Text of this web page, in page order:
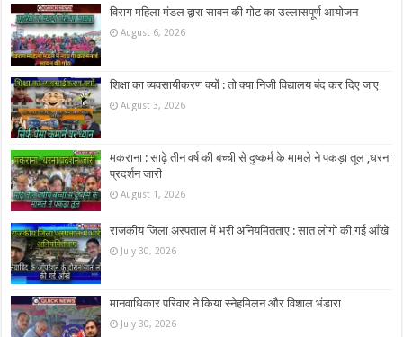
विराग महिला मंडल द्वारा सावन की गोट का उल्लासपूर्ण आयोजन
August 6, 2026
शिक्षा का व्यवसायीकरण क्यों : तो क्या निजी विद्यालय बंद कर दिए जाए
August 3, 2026
मकराना : साढ़े तीन वर्ष की बच्ची से दुष्कर्म के मामले ने पकड़ा तूल ,धरना
प्रदर्शन जारी
August 1, 2026
राजकीय जिला अस्पताल में भरी अनियमितताए : सात लोगो की गई आँखे
July 30, 2026
मानवाधिकार परिवार ने किया स्नेहमिलन और विशाल भंडारा
July 30, 2026